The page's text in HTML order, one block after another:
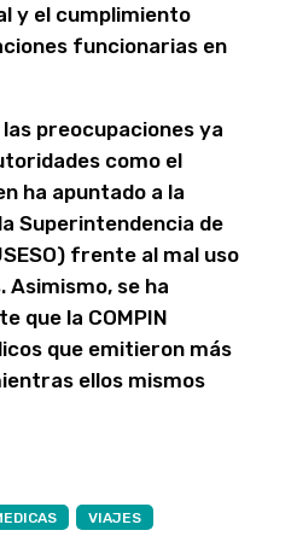
y el cumplimiento
funcionarias en
preocupaciones ya
como el
ha apuntado a la
Superintendencia de
frente al mal uso
Asimismo, se ha
que la COMPIN
que emitieron más
ellos mismos
VIAJES